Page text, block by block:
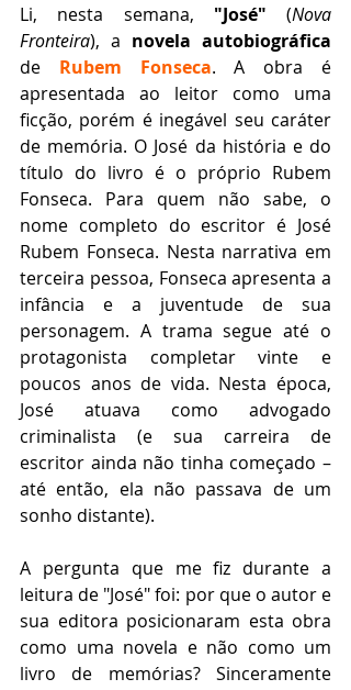
Li, nesta semana, "José" (Nova
Fronteira), a novela autobiográfica
de Rubem Fonseca. A obra é
apresentada ao leitor como uma
ficção, porém é inegável seu caráter
de memória. O José da história e do
título do livro é o próprio Rubem
Fonseca. Para quem não sabe, o
nome completo do escritor é José
Rubem Fonseca. Nesta narrativa em
terceira pessoa, Fonseca apresenta a
infância e a juventude de sua
personagem. A trama segue até o
protagonista completar vinte e
poucos anos de vida. Nesta época,
José atuava como advogado
criminalista (e sua carreira de
escritor ainda não tinha começado –
até então, ela não passava de um
sonho distante).
A pergunta que me fiz durante a
leitura de "José" foi: por que o autor e
sua editora posicionaram esta obra
como uma novela e não como um
livro de memórias? Sinceramente